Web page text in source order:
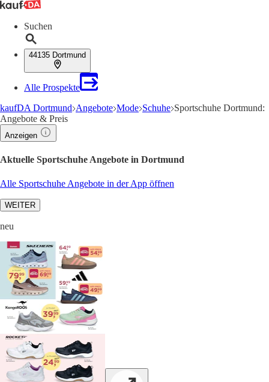
Suchen
44135 Dortmund
Alle Prospekte
kaufDA Dortmund Angebote Mode Schuhe Sportschuhe Dortmund:
Angebote & Preis
Anzeigen
Aktuelle Sportschuhe Angebote in Dortmund
Alle Sportschuhe Angebote in der App öffnen
WEITER
neu